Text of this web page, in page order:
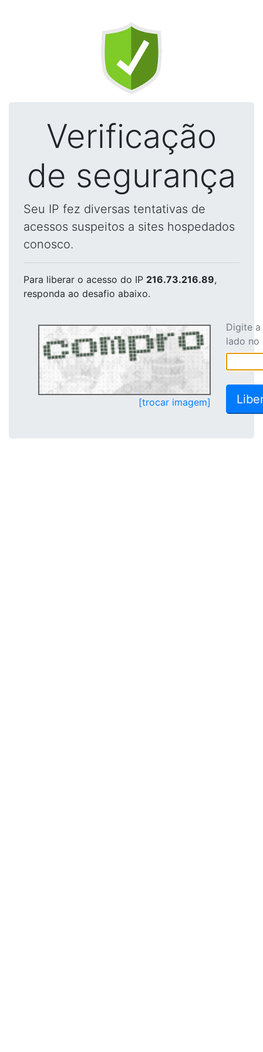
Verificação
de segurança
Seu IP fez diversas tentativas de
acessos suspeitos a sites hospedados
conosco.
Para liberar o acesso do IP 216.73.216.89,
responda ao desafio abaixo.
[trocar imagem]
Digite
lado no